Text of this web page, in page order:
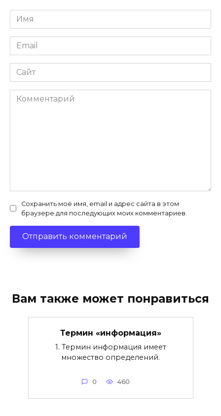
Имя
*
Email
*
Сайт
Комментарий
Сохранить моё имя, email и адрес сайта в этом
браузере для последующих моих комментариев.
Вам также может понравиться
Термин «информация»
1. Термин информация имеет
множество определений.
0 460